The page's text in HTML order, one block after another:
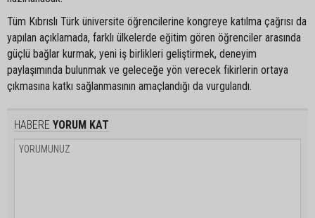
Tüm Kıbrıslı Türk üniversite öğrencilerine kongreye katılma çağrısı da
yapılan açıklamada, farklı ülkelerde eğitim gören öğrenciler arasında
güçlü bağlar kurmak, yeni iş birlikleri geliştirmek, deneyim
paylaşımında bulunmak ve geleceğe yön verecek fikirlerin ortaya
çıkmasına katkı sağlanmasının amaçlandığı da vurgulandı.
HABERE YORUM KAT